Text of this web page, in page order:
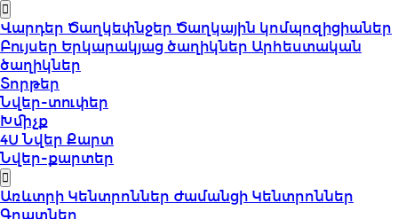
Վարդեր Ծաղկեփնջեր Ծաղկային կոմպոզիցիաներ
Բույսեր Երկարակյաց ծաղիկներ Արհեստական
ծաղիկներ
Տորթեր
Նվեր-տուփեր
Խմիչք
4U Նվեր Քարտ
Նվեր-քարտեր
Առևտրի Կենտրոններ Ժամանցի Կենտրոններ
Գրատներ